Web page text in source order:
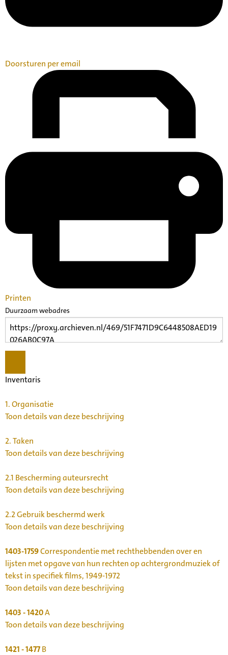
Doorsturen per email
Printen
Duurzaam webadres
Inventaris
1.Organisatie
Toon details van deze beschrijving
2.Taken
Toon details van deze beschrijving
2.1 Bescherming auteursrecht
Toon details van deze beschrijving
2.2Gebruik beschermd werk
Toon details van deze beschrijving
1403-1759Correspondentie met rechthebbenden over en
lijsten met opgave van hun rechten op achtergrondmuziek of
tekst in specifiek films, 1949-1972
Toon details van deze beschrijving
1403 - 1420A
Toon details van deze beschrijving
1421 - 1477B